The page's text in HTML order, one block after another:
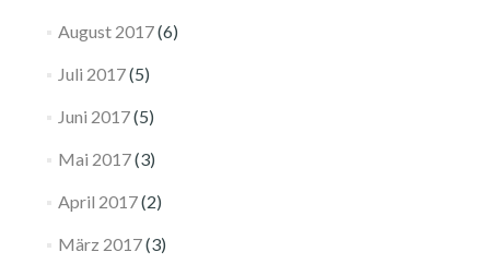
August 2017(6)
Juli 2017(5)
Juni 2017(5)
Mai 2017(3)
April 2017(2)
März 2017(3)